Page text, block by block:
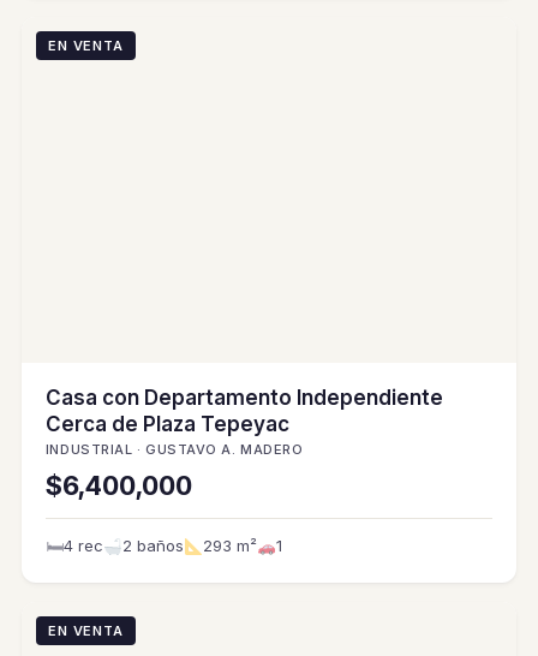
EN VENTA
Casa con Departamento Independiente
Cerca de Plaza Tepeyac
INDUSTRIAL · GUSTAVO A. MADERO
$6,400,000
🛏4 rec 2 baños 293 m² 1
EN VENTA